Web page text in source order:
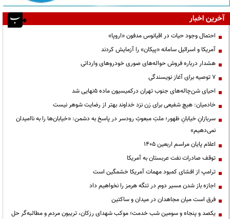
آخرین اخبار
احتمال وجود حیات در اقیانوس مدفون «اروپا»
آمریکا و اسرائیل سامانه «پیکان» را آزمایش کردند
هشدار درباره فروش حواله‌های صوری خودروهای وارداتی
۷ توصیه برای آغاز نویسندگی
احیای شن‌چاله‌های جنوب تهران درکمیسیون ماده ۵نهایی شد
خادمیان: هیچ شفیعی برای زن نزد خداوند بهتر از رضایت شوهر نیست
سربازانِ خیابانِ ظهور؛ ملتِ مبعوثِ رودسر در پاسخ به دشمن: «خیابان‌ها را به ناامیدان
نمی‌دهیم»
اعلام پایان مراسم اربعین ۱۴۰۵
توقف صادرات نفت عربستان به آمریکا
ترامپ از افشای کمبود مهمات آمریکا خشمگین است
اجازه باز شدن مسیر دوم در تنگه هرمز را نخواهیم داد
فرق است میان مجاهدان در میدان و ساکتین
یکصد و پنجاه و سومین شب خدمت؛ موکب شهدای رزکان، تریبون مردم و مطالبه‌گر حل